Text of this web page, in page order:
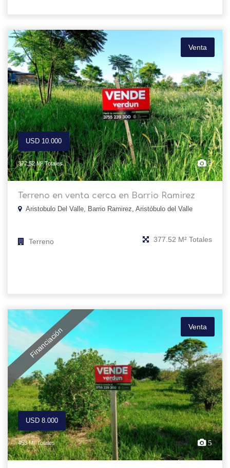
Venta
USD 10.000
377.52 M² Totales 5
Terreno en venta cerca en Barrio Ramirez
Aristobulo Del Valle, Barrio Ramirez, Aristóbulo del Valle
Terreno 377.52 M² Totales
Financiación Venta
USD 8.000
453 M² Totales 5